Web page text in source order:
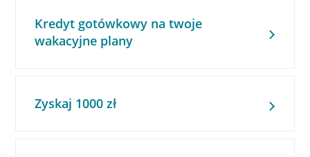
Kredyt gotówkowy na twoje
wakacyjne plany
Zyskaj 1000 zł